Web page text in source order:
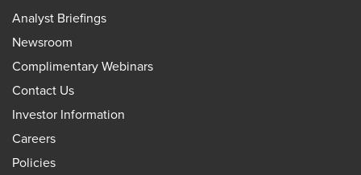
Analyst Briefings
Newsroom
Complimentary Webinars
Contact Us
Investor Information
Careers
Policies